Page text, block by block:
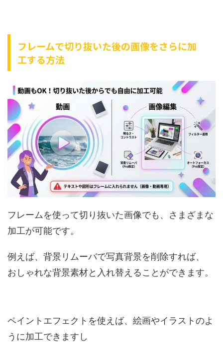
フレームで切り抜いた後の画像をさらに加
工する方法
フレームを使って切り抜いた画像でも、さまざまな
加工が可能です。
例えば、背景リムーバで写真背景を削除すれば、
おしゃれな背景素材と入れ替えることができます。
ペイントエフェクトを使えば、絵画やイラストのよ
うに加工できますし